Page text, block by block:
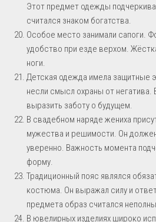
Этот предмет одежды
считался знаком богатства.
Особое место занимали сапоги.
удобство при езде верхом.
ноги.
Детская одежда имела защитные
несли смысл охраны от
выразить заботу о будущем.
В свадебном наряде жениха
мужества и решимости. Он
уверенно. Важность момента
форму.
Традиционный пояс являлся
костюма. Он выражал силу и
предмета образ считался
В ювелирных изделиях широко